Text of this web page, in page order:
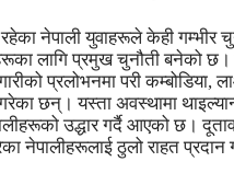
रहेका नेपाली युवाहरूले केही
लागि प्रमुख चुनौती बनेको
प्रलोभनमा परी कम्बोडिया,
छन्। यस्ता अवस्थामा
उद्धार गर्दै आएको छ।
नेपालीहरूलाई ठुलो राहत प्रदान